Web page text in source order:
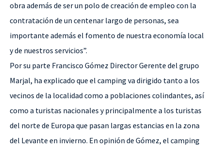
obra además de ser un polo de creación de empleo con la
contratación de un centenar largo de personas, sea
importante además el fomento de nuestra economía local
y de nuestros servicios”.
Por su parte Francisco Gómez Director Gerente del grupo
Marjal, ha explicado que el camping va dirigido tanto a los
vecinos de la localidad como a poblaciones colindantes, así
como a turistas nacionales y principalmente a los turistas
del norte de Europa que pasan largas estancias en la zona
del Levante en invierno. En opinión de Gómez, el camping